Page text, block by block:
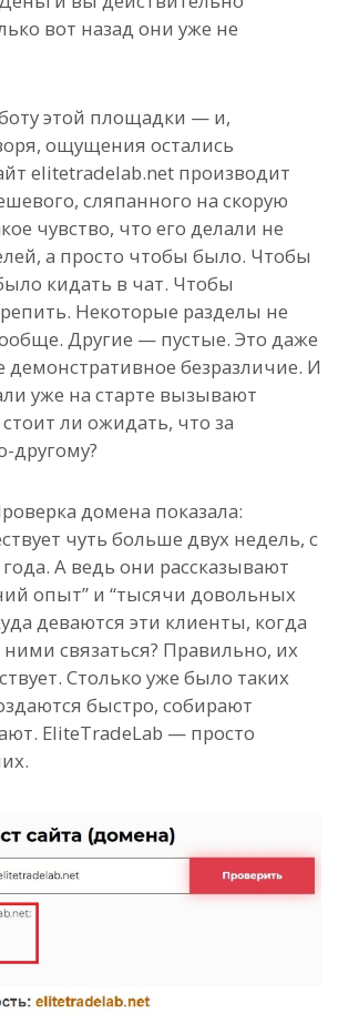
вот назад они уже не
этой площадки — и,
ощущения остались
elitetradelab.net производит
сляпанного на скорую
чувство, что его делали не
а просто чтобы было. Чтобы
кидать в чат. Чтобы
Некоторые разделы не
Другие — пустые. Это даже
демонстративное безразличие. И
уже на старте вызывают
ли ожидать, что за
другому?
домена показала:
чуть больше двух недель, с
А ведь они рассказывают
опыт” и “тысячи довольных
деваются эти клиенты, когда
связаться? Правильно, их
Столько уже было таких
быстро, собирают
EliteTradeLab — просто